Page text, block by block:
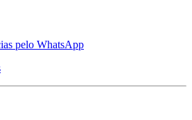
pelo WhatsApp